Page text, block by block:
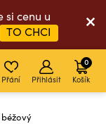
si cenu u
TO CHCI
Přání Přihlásit Košík
0